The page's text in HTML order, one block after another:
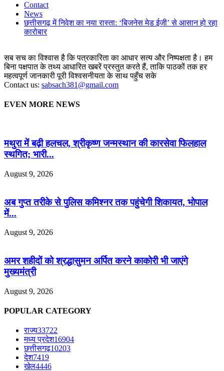
Contact
News
छत्तीसगढ़ में निवेश का नया रास्ता: ‘बिजनेस मेड ईजी’ से आसान हो रहा
कारोबार
सब सच का विश्वास है कि पत्रकारिता का आधार सत्य और निष्पक्षता है। हम
बिना पक्षपात के तथ्य आधारित खबरें प्रस्तुत करते हैं, ताकि पाठकों तक हर
महत्वपूर्ण जानकारी पूरी विश्वसनीयता के साथ पहुँच सके
Contact us: sabsach381@gmail.com
EVEN MORE NEWS
मथुरा में बढ़ी हलचल, श्रीकृष्ण जन्मस्थान की कारसेवा फिलहाल
स्थगित; भारी...
August 9, 2026
अब गुप्त तरीके से पुलिस कमिश्नर तक पहुंचेगी शिकायत, भोपाल
में...
August 9, 2026
अमर शहीदों को श्रद्धासुमन अर्पित करने काकोरी भी जाएंगे
मुख्यमंत्री
August 9, 2026
POPULAR CATEGORY
राज्य33722
मध्य प्रदेश16904
छत्तीसगढ़10203
देश7419
खेल4446